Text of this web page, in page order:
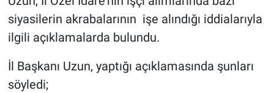
siyasilerin akrabalarının işe alındığı iddialarıyla
ilgili açıklamalarda bulundu.
İl Başkanı Uzun, yaptığı açıklamasında şunları
söyledi;